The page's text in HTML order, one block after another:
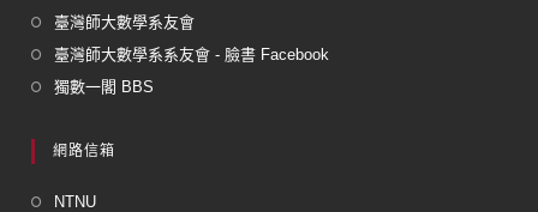
臺灣師大數學系友會
臺灣師大數學系系友會 - 臉書 Facebook
獨數一閣 BBS
網路信箱
NTNU